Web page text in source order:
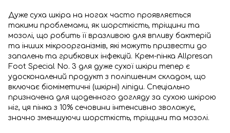
Дуже суха шкіра на ногах часто проявляється
такими проблемами, як шорсткість, тріщини та
мозолі, що робить її вразливою для впливу бактерій
та інших мікроорганізмів, які можуть призвести до
запалень та грибкових інфекцій. Крем-пінка Allpresan
Foot Special No. 3 для дуже сухої шкіри тепер є
удосконалений продукт з поліпшеним складом, що
включає біоміметичні (шкірні) ліпіди. Спеціально
призначена для щоденного догляду за сухою шкірою
ніг, ця пінка з 10% сечовини інтенсивно зволожує,
значно зменшуючи шорсткість, тріщини та мозолі.